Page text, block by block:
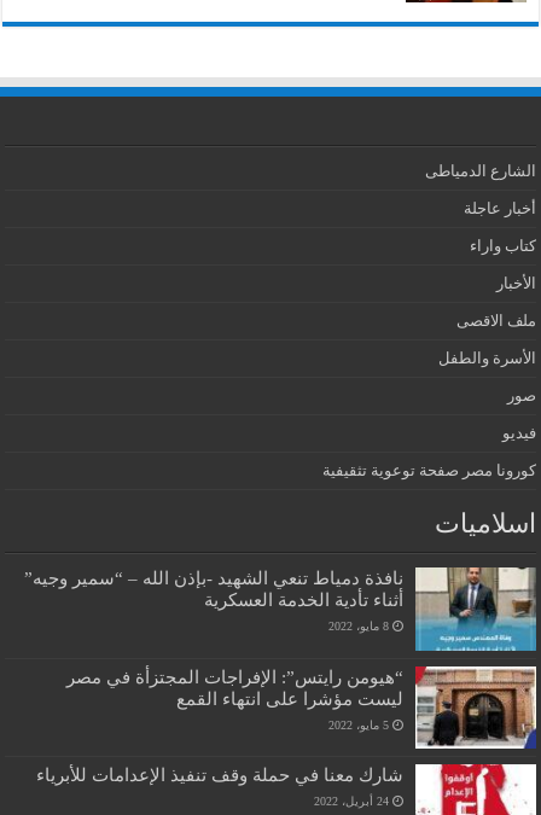
الشارع الدمياطى
أخبار عاجلة
كتاب واراء
الأخبار
ملف الاقصى
الأسرة والطفل
صور
فيديو
كورونا مصر صفحة توعوية تثقيفية
اسلاميات
نافذة دمياط تنعي الشهيد -بإذن الله – “سمير وجيه”
أثناء تأدية الخدمة العسكرية
8 مايو، 2022
“هيومن رايتس”: الإفراجات المجتزأة في مصر
ليست مؤشرا على انتهاء القمع
5 مايو، 2022
شارك معنا في حملة وقف تنفيذ الإعدامات للأبرياء
24 أبريل، 2022